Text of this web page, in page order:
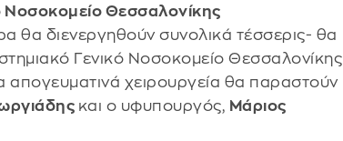
Θεσσαλονίκης
θα διενεργηθούν συνολικά τέσσερις- θα
Γενικό Νοσοκομείο Θεσσαλονίκης
απογευματινά χειρουργεία θα παραστούν
και ο υφυπουργός, Μάριος